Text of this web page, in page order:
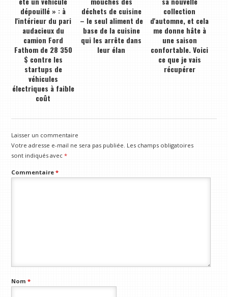
dépouillé » : à
l'intérieur du pari
audacieux du
camion Ford
Fathom de 28 350
$ contre les
startups de
véhicules
électriques à faible
coût
déchets de cuisine
– le seul aliment de
base de la cuisine
qui les arrête dans
leur élan
collection
d'automne, et cela
me donne hâte à
une saison
confortable. Voici
ce que je vais
récupérer
Laisser un commentaire
Votre adresse e-mail ne sera pas publiée. Les champs obligatoires
sont indiqués avec*
Commentaire*
Nom*